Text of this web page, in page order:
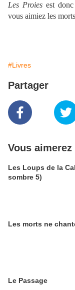
Les Proiesest donc
vous aimiez les
#Livres
Partager
Vous aimerez
Les Loups de la
sombre 5)
Les morts ne
Le Passage